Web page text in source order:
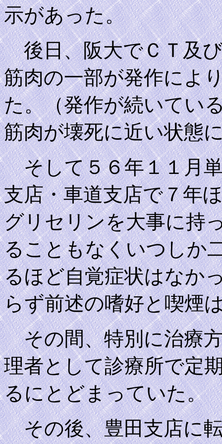
示があった。
後日、阪大でＣＴ及
筋肉の一部が発作によ
た。（発作が続いてい
筋肉が壊死に近い状態
そして５６年１１月単
支店・車道支店で７年
グリセリンを大事に持
ることもなくいつしか
るほど自覚症状はなか
らず前述の嗜好と喫煙
その間、特別に治療
理者として診療所で定
るにとどまっていた。
その後、豊田支店に転